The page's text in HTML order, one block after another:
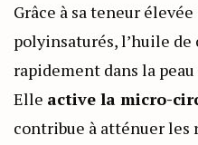
Grâce à sa teneur
polyinsaturés, l’huile
rapidement dans la
Elle active la micro-
contribue à atténuer les